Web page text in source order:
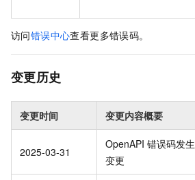
访问错误中心查看更多错误码。
变更历史
变更时间 变更内容概要
2025-03-31
OpenAPI 错误码发生
变更